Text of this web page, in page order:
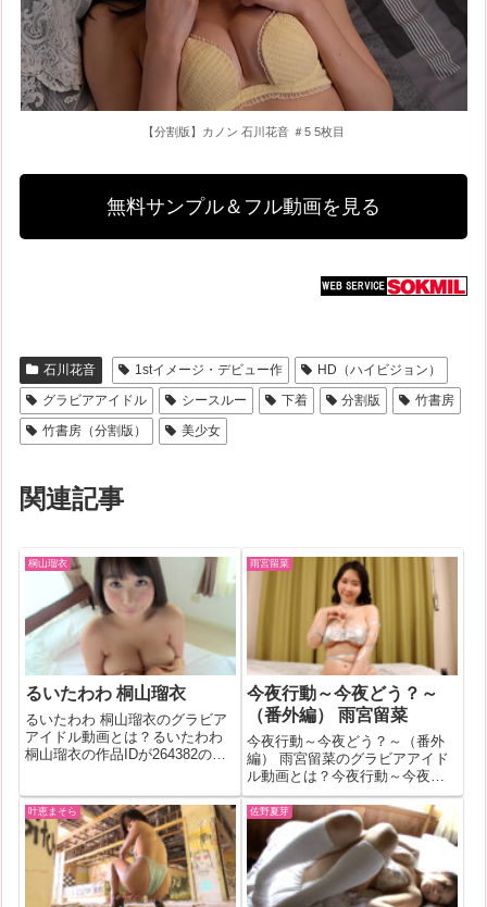
【分割版】カノン 石川花音 ＃5 5枚目
無料サンプル＆フル動画を見る
石川花音 1stイメージ・デビュー作
HD（ハイビジョン）
グラビアアイドル
シースルー 下着 分割版
竹書房
竹書房（分割版）
美少女
関連記事
桐山瑠衣
るいたわわ 桐山瑠衣
るいたわわ 桐山瑠衣のグラビア
アイドル動画とは？るいたわわ
桐山瑠衣の作品IDが264382のグ
無料サンプル＆フル動画を見る
るいたわわ 桐山瑠衣(264382)詳
細なグラビア作品情報発...
雨宮留菜
今夜行動～今夜どう？～
（番外編） 雨宮留菜
今夜行動～今夜どう？～（番外
編） 雨宮留菜のグラビアアイド
ル動画とは？今夜行動～今夜ど
う？～（番外編） 雨宮留菜の作
品IDが493791のグラビアアイド
ル動画について今回は詳しく紐
解いていきます！無料サンプル
＆フル動画を見る今夜行動～今
夜ど...
叶恵まそら 佐野夏芽